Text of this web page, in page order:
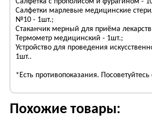
Салфетки марлевые медицинские
№10 - 1шт.;
Стаканчик мерный для приёма
Термометр медицинский - 1шт.;
Устройство для проведения
1шт..
*Есть противопоказания.
Похожие товары: